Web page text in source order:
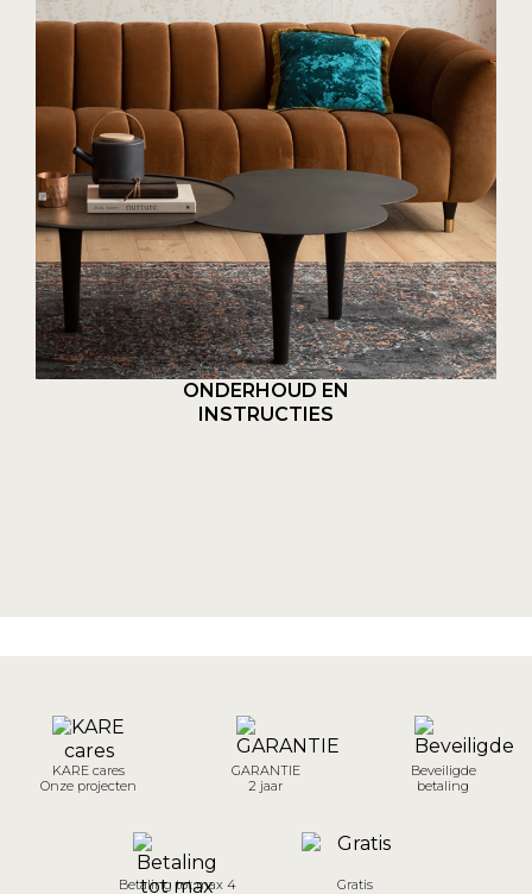
ONDERHOUD EN
INSTRUCTIES
KARE cares
Onze projecten
GARANTIE
2 jaar
Beveiligde
betaling
Betaling tot max 4
Gratis